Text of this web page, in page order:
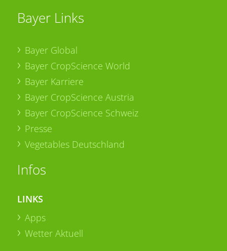
Bayer Links
Bayer Global
Bayer CropScience World
Bayer Karriere
Bayer CropScience Austria
Bayer CropScience Schweiz
Presse
Vegetables Deutschland
Infos
LINKS
Apps
Wetter Aktuell